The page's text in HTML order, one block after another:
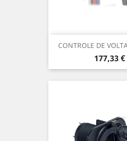
CONTROLE DE
Prix
177,33 €